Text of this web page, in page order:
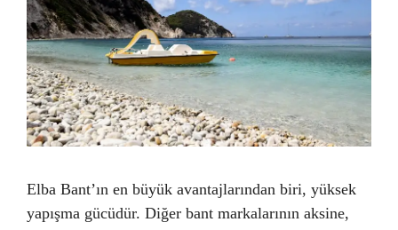
Elba Bant’ın en büyük avantajlarından biri, yüksek
yapışma gücüdür. Diğer bant markalarının aksine,